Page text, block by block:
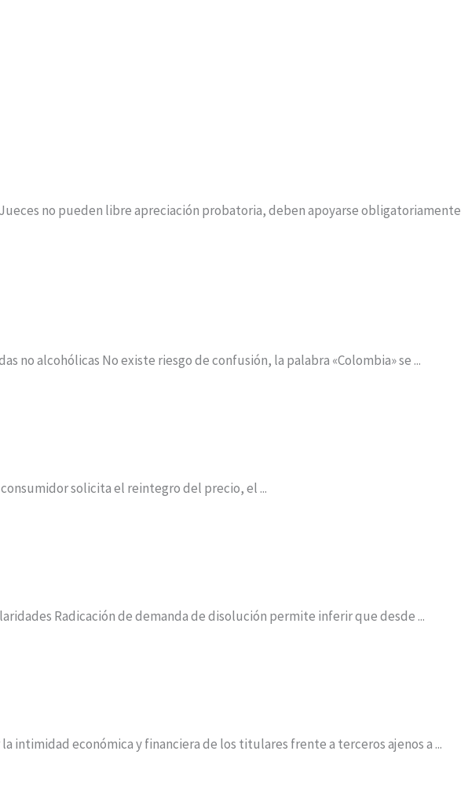
no pueden libre apreciación probatoria, deben apoyarse obligatoriamente
no alcohólicas No existe riesgo de confusión, la palabra «Colombia» se ...
solicita el reintegro del precio, el ...
Radicación de demanda de disolución permite inferir que desde ...
económica y financiera de los titulares frente a terceros ajenos a ...